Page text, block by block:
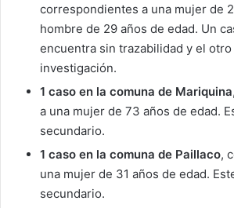
correspondientes a una mujer de
hombre de 29 años de edad. Un
encuentra sin trazabilidad y el otro
investigación.
1 caso en la comuna de Mariquina
a una mujer de 73 años de edad.
secundario.
1 caso en la comuna de Paillaco,
una mujer de 31 años de edad.
secundario.